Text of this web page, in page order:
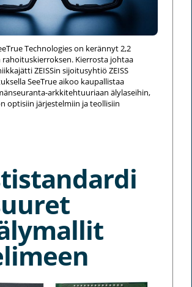
Technologies on kerännyt 2,2
Kierrosta johtaa
ZEISSin sijoitusyhtiö ZEISS
SeeTrue aikoo kaupallistaa
arkkitehtuuriaan älylaseihin,
optisiin järjestelmiin ja teollisiin